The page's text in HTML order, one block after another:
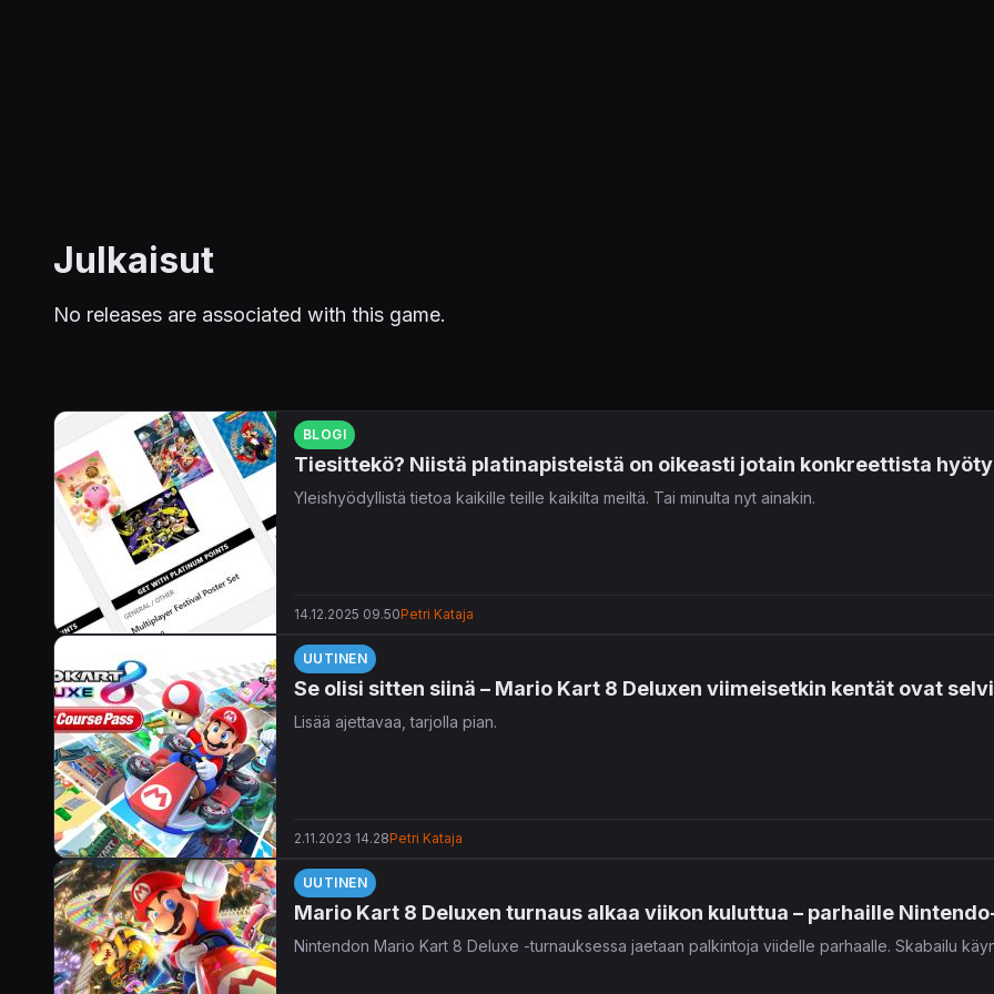
Julkaisut
No releases are associated with this game.
BLOGI
Tiesittekö? Niistä platinapisteistä on oikeasti jotain konkreettista
Yleishyödyllistä tietoa kaikille teille kaikilta meiltä. Tai minulta nyt ainakin.
14.12.2025 09.50Petri Kataja
UUTINEN
Se olisi sitten siinä – Mario Kart 8 Deluxen viimeisetkin kentät ovat
Lisää ajettavaa, tarjolla pian.
2.11.2023 14.28Petri Kataja
UUTINEN
Mario Kart 8 Deluxen turnaus alkaa viikon kuluttua – parhaille
Nintendon Mario Kart 8 Deluxe -turnauksessa jaetaan palkintoja viidelle parhaalle. Skabailu